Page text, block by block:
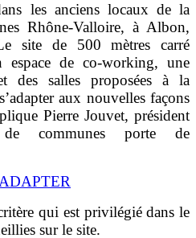
les anciens locaux de la
Rhône-Valloire, à Albon,
site de 500 mètres carré
espace de co-working, une
des salles proposées à la
aux nouvelles façons
Pierre Jouvet, président
communes porte de
qui est privilégié dans le
sur le site.